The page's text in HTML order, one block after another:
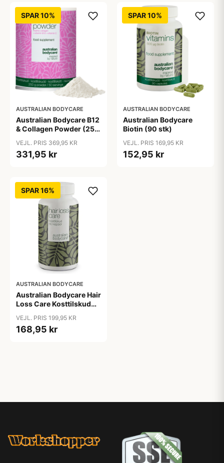
SPAR 10%
AUSTRALIAN BODYCARE
Australian Bodycare B12
& Collagen Powder (250
VEJL. PRIS 369,95 KR
331,95 kr
SPAR 10%
AUSTRALIAN BODYCARE
Australian Bodycare
Biotin (90 stk)
VEJL. PRIS 169,95 KR
152,95 kr
SPAR 16%
AUSTRALIAN BODYCARE
Australian Bodycare Hair
Loss Care Kosttilskud
VEJL. PRIS 199,95 KR
168,95 kr